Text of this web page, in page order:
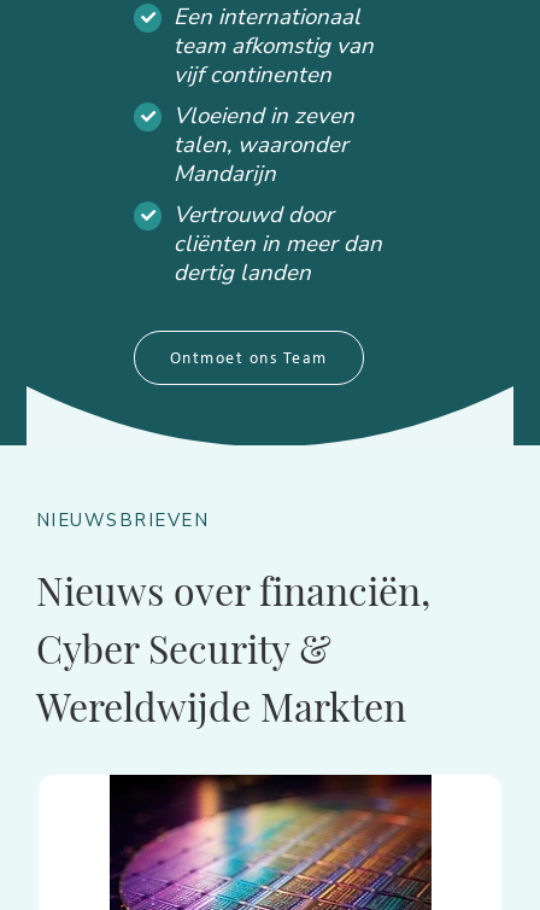
Een internationaal
team afkomstig van
vijf continenten
Vloeiend in zeven
talen, waaronder
Mandarijn
Vertrouwd door
cliënten in meer dan
dertig landen
Ontmoet ons Team
NIEUWSBRIEVEN
Nieuws over financiën,
Cyber Security &
Wereldwijde Markten